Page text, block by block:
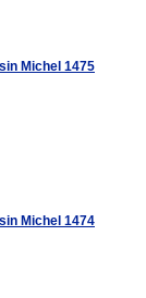
Michel 1475
Michel 1474